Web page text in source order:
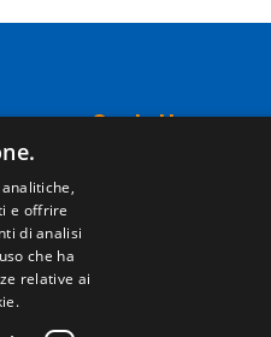
Contatto
e offrire
di analisi
che ha
relative ai